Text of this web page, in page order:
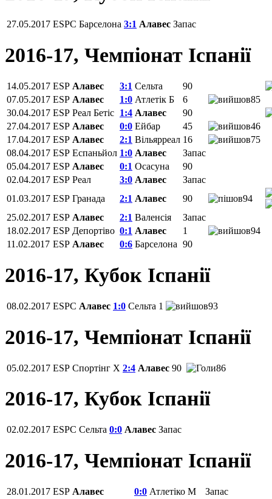
27.05.2017 ESPC Барселона 3:1 Алавес Запас
2016-17, Чемпiонат Іспанії
14.05.2017 ESP Алавес 3:1 Сельта
90
07.05.2017 ESP Алавес 1:0 Атлетік Б 6
85
30.04.2017 ESP Реал Бетіс 1:4 Алавес
90
27.04.2017 ESP Алавес 0:0 Ейбар 45
46
17.04.2017 ESP Алавес 2:1 Вільярреал 16
75
08.04.2017 ESP Еспаньйол 1:0 Алавес
Запас
05.04.2017 ESP Алавес 0:1 Осасуна
90
02.04.2017 ESP Реал 3:0 Алавес
Запас
01.03.2017 ESP Гранада 2:1 Алавес 90
94
25.02.2017 ESP Алавес 2:1 Валенсія
Запас
18.02.2017 ESP Депортіво 0:1 Алавес 1
94
11.02.2017 ESP Алавес 0:6 Барселона 90
2016-17, Кубок Іспанії
08.02.2017 ESPC Алавес 1:0 Сельта 1 93
2016-17, Чемпiонат Іспанії
05.02.2017 ESP Спортінг Х 2:4 Алавес 90 86
2016-17, Кубок Іспанії
02.02.2017 ESPC Сельта 0:0 Алавес Запас
2016-17, Чемпiонат Іспанії
28.01.2017 ESP Алавес 0:0 Атлетіко М
Запас